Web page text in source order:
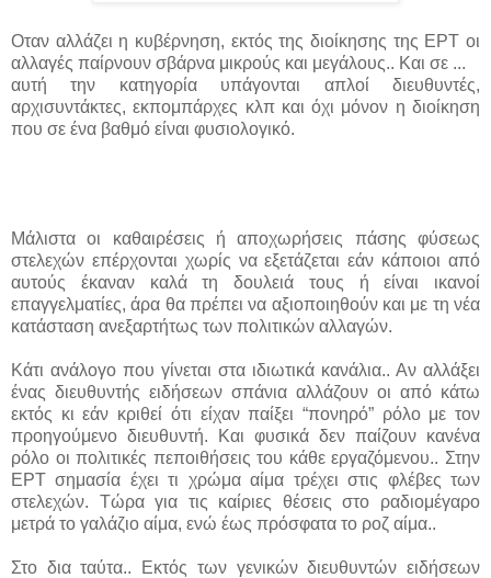
Οταν αλλάζει η κυβέρνηση, εκτός της διοίκησης της ΕΡΤ οι
αλλαγές παίρνουν σβάρνα μικρούς και μεγάλους.. Και σε ...
αυτή την κατηγορία υπάγονται απλοί διευθυντές,
αρχισυντάκτες, εκπομπάρχες κλπ και όχι μόνον η διοίκηση
που σε ένα βαθμό είναι φυσιολογικό.
Μάλιστα οι καθαιρέσεις ή αποχωρήσεις πάσης φύσεως
στελεχών επέρχονται χωρίς να εξετάζεται εάν κάποιοι από
αυτούς έκαναν καλά τη δουλειά τους ή είναι ικανοί
επαγγελματίες, άρα θα πρέπει να αξιοποιηθούν και με τη νέα
κατάσταση ανεξαρτήτως των πολιτικών αλλαγών.
Κάτι ανάλογο που γίνεται στα ιδιωτικά κανάλια.. Αν αλλάξει
ένας διευθυντής ειδήσεων σπάνια αλλάζουν οι από κάτω
εκτός κι εάν κριθεί ότι είχαν παίξει “πονηρό” ρόλο με τον
προηγούμενο διευθυντή. Και φυσικά δεν παίζουν κανένα
ρόλο οι πολιτικές πεποιθήσεις του κάθε εργαζόμενου.. Στην
ΕΡΤ σημασία έχει τι χρώμα αίμα τρέχει στις φλέβες των
στελεχών. Τώρα για τις καίριες θέσεις στο ραδιομέγαρο
μετρά το γαλάζιο αίμα, ενώ έως πρόσφατα το ροζ αίμα..
Στο δια ταύτα.. Εκτός των γενικών διευθυντών ειδήσεων